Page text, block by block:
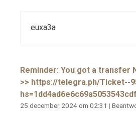
euxa3a
Reminder: You got a transfer
>> https://telegra.ph/Ticket--
25 december 2024 om 02:31 |